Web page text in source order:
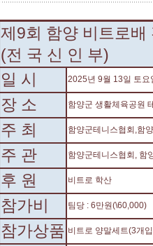
제9회 함양 비트로
(전 국 신 인 부)
일 시
2025년 9월 13일 토
장 소 함양군 생활체육공원
주 최 함양군테니스협회,함
주 관 함양군테니스협회, 함
후 원 비트로 학산
참가비 팀당 : 6만원(\60,000)
참가상품 비트로 양말세트(3개